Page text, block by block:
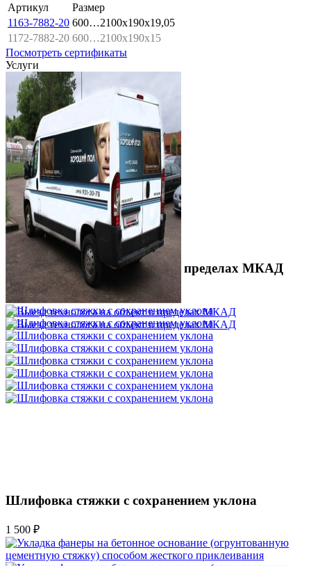
Артикул
Размер
1163-7882-20 600…2100x190x19,05
1172-7882-20 600…2100x190x15
Посмотреть сертификаты
Услуги
Выезд технолога на объект в пределах МКАД
3 500 ₽
Шлифовка стяжки с сохранением уклона
1 500 ₽